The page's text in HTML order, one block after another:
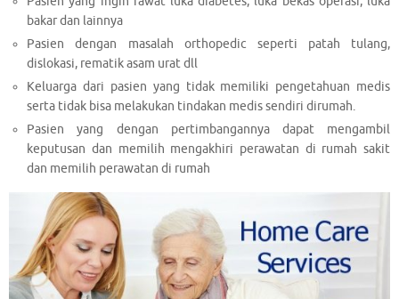
bakar dan lainnya
Pasien dengan masalah orthopedic seperti patah tulang,
dislokasi, rematik asam urat dll
Keluarga dari pasien yang tidak memiliki pengetahuan medis
serta tidak bisa melakukan tindakan medis sendiri dirumah.
Pasien yang dengan pertimbangannya dapat mengambil
keputusan dan memilih mengakhiri perawatan di rumah sakit
dan memilih perawatan di rumah